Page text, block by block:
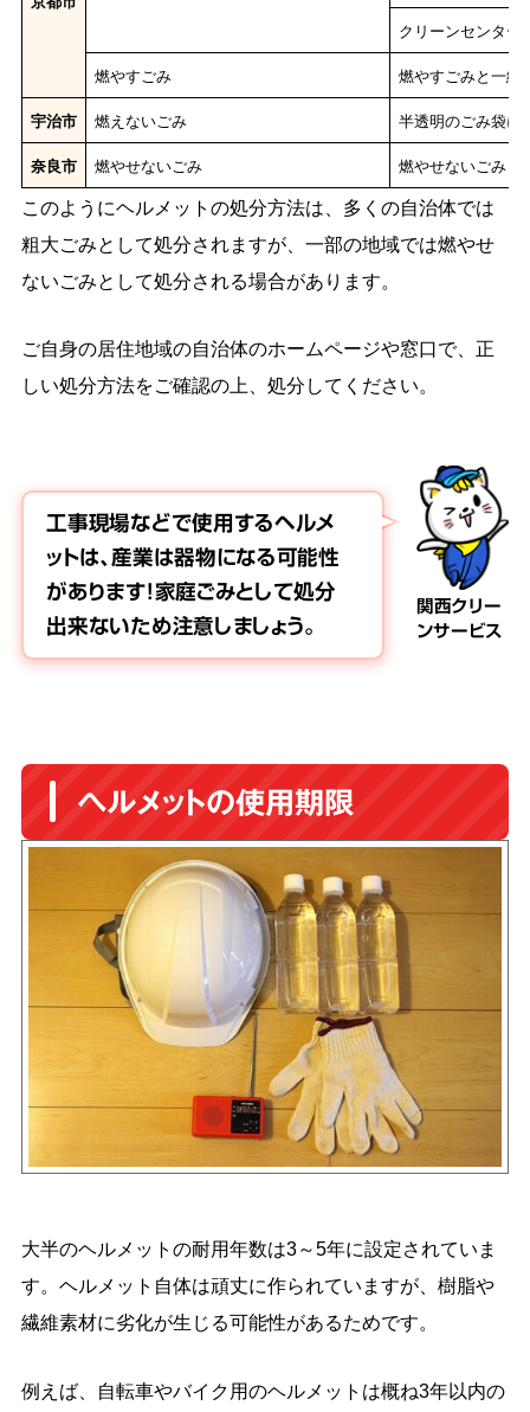
クリーンセンター
燃やすごみ
燃やすごみと一緒
宇治市
燃えないごみ
半透明のごみ袋に
奈良市
燃やせないごみ 燃やせないごみと
このようにヘルメットの処分方法は、多くの自治体では
粗大ごみとして処分されますが、一部の地域では燃やせ
ないごみとして処分される場合があります。
ご自身の居住地域の自治体のホームページや窓口で、正
しい処分方法をご確認の上、処分してください。
関西クリー
ンサービス
工事現場などで使用するヘルメ
ットは、産業は器物になる可能性
があります！家庭ごみとして処分
出来ないため注意しましょう。
ヘルメットの使用期限
大半のヘルメットの耐用年数は3～5年に設定されていま
す。ヘルメット自体は頑丈に作られていますが、樹脂や
繊維素材に劣化が生じる可能性があるためです。
例えば、自転車やバイク用のヘルメットは概ね3年以内の